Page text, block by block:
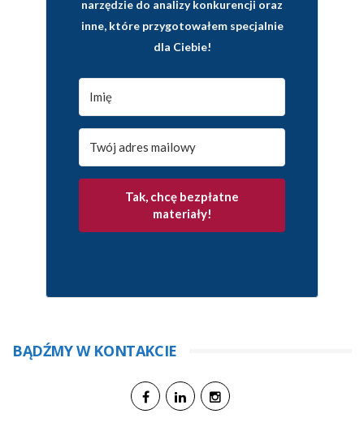
narzędzie do analizy konkurencji oraz
inne, które przygotowałem specjalnie
dla Ciebie!
Tak, chcę bezpłatne
materiały!
BĄDŹMY W KONTAKCIE